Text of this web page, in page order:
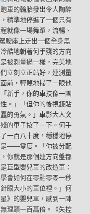
車的輪胎發出令人陶醉
精準地停進了一個只有
就像一場舞蹈，流暢、
駛座上走出一個全身黑
酷地朝著何手殘的方向
被測量過一樣，完美地
立刻立正站好，連測量
前，輕蔑地掃了一眼他
新手，你的車技像一團
。」「但你的後視鏡貼
的勇氣。」車影大人突
的車子按了一下。何手
一百八十度，穩穩地停
是——零度。「你被分配
你就是那個連方向盤都
巨型嬰兒車的改造車：
會如何在零點零零一秒
眼大小的車位裡。」何
》的嬰兒車，感到一陣
理頭一百萬倍。《失控